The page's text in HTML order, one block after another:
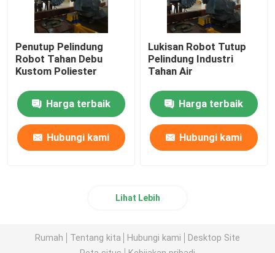
Penutup Pelindung
Robot Tahan Debu
Kustom Poliester
Harga terbaik
Hubungi kami
Lukisan Robot Tutup
Pelindung Industri
Tahan Air
Harga terbaik
Hubungi kami
Lihat Lebih
Rumah Tentang kita Hubungi kami
Desktop Site